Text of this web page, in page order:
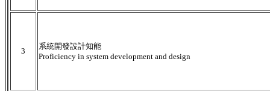
3
系統開發設計知能
Proficiency in system development and design